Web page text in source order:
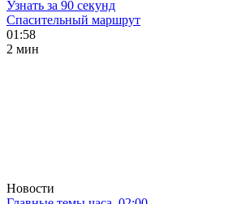
Узнать за 90 секунд
Спасительный маршрут
01:58
2 мин
Новости